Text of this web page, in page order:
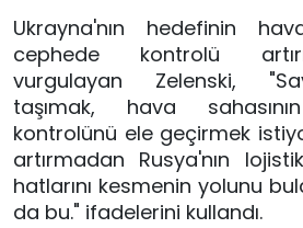
Ukrayna'nın hedefinin
cephede kontrolü
vurgulayan Zelenski,
taşımak, hava
kontrolünü ele geçirmek
artırmadan Rusya'nın
hatlarını kesmenin yolunu
da bu." ifadelerini kullandı.